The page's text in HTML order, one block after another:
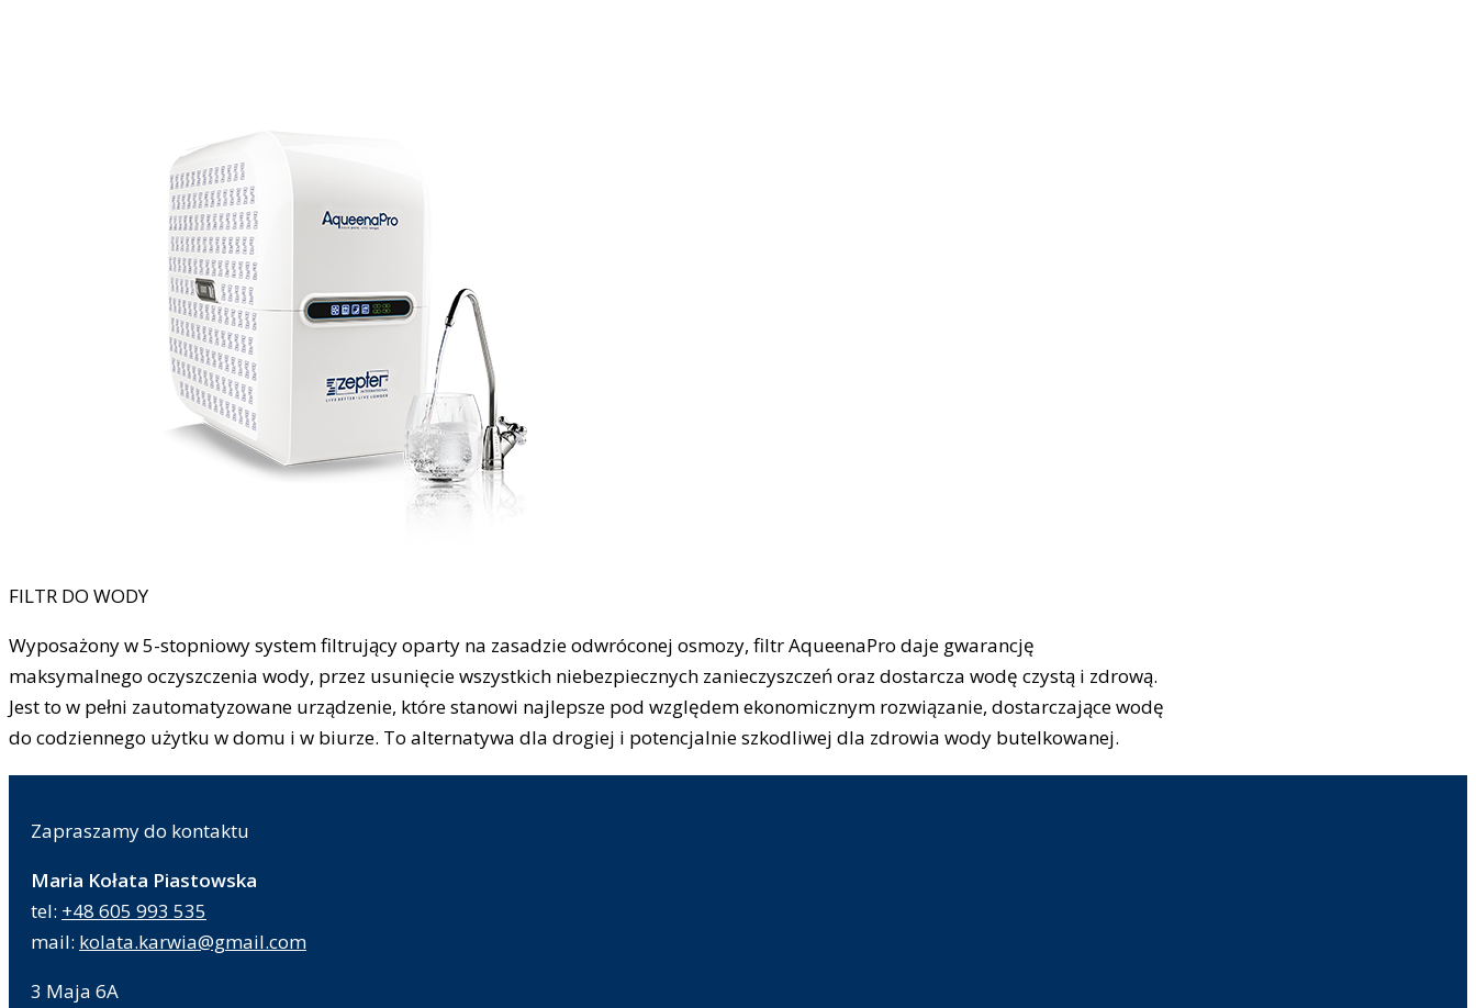
FILTR DO WODY
Wyposażony w 5-stopniowy system filtrujący oparty na zasadzie odwróconej osmozy, filtr AqueenaPro daje gwarancję
maksymalnego oczyszczenia wody, przez usunięcie wszystkich niebezpiecznych zanieczyszczeń oraz dostarcza wodę czystą i zdrową.
Jest to w pełni zautomatyzowane urządzenie, które stanowi najlepsze pod względem ekonomicznym rozwiązanie, dostarczające wodę
do codziennego użytku w domu i w biurze. To alternatywa dla drogiej i potencjalnie szkodliwej dla zdrowia wody butelkowanej.
Zapraszamy do kontaktu
Maria Kołata Piastowska
tel: +48 605 993 535
mail: kolata.karwia@gmail.com
3 Maja 6A